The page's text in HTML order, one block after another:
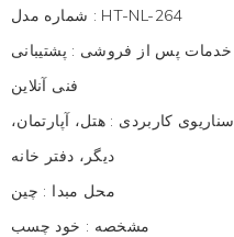
: HT-NL-264
خدمات پس از فروشی : پشتیبانی
فنی آنلاین
سناریوی کاربردی : هتل، آپارتمان،
دیگر، دفتر خانه
محل مبدا : چین
مشخصه : خود چسب